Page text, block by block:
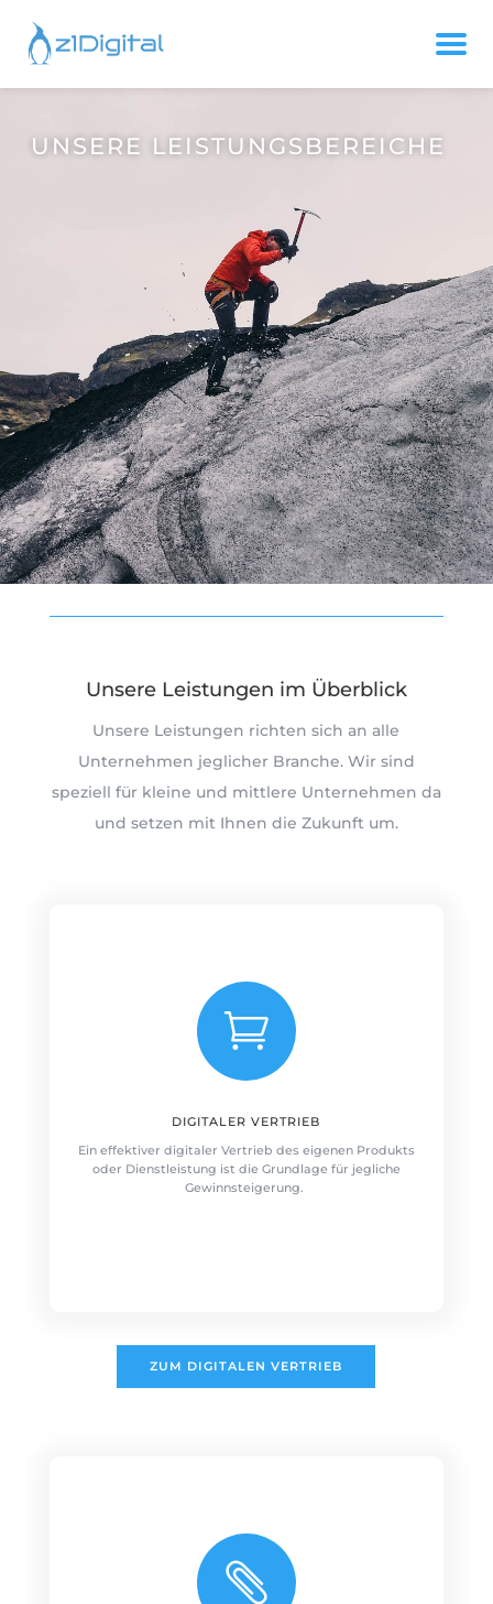
UNSERE LEISTUNGSBEREICHE
Unsere Leistungen im Überblick
Unsere Leistungen richten sich an alle
Unternehmen jeglicher Branche. Wir sind
speziell für kleine und mittlere Unternehmen da
und setzen mit Ihnen die Zukunft um.

DIGITALER VERTRIEB
Ein effektiver digitaler Vertrieb des eigenen Produkts
oder Dienstleistung ist die Grundlage für jegliche
Gewinnsteigerung.
ZUM DIGITALEN VERTRIEB
